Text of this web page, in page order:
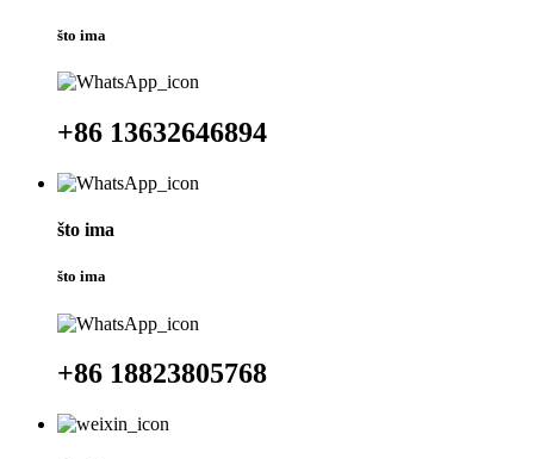
što ima
+86 13632646894
što ima
što ima
+86 18823805768